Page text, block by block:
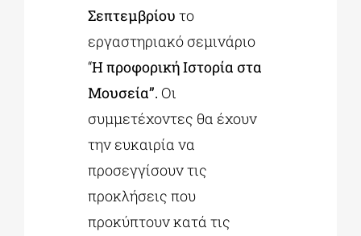
Σεπτεμβρίου το
εργαστηριακό σεμινάριο
“Η προφορική Ιστορία στα
Μουσεία”. Οι
συμμετέχοντες θα έχουν
την ευκαιρία να
προσεγγίσουν τις
προκλήσεις που
προκύπτουν κατά τις